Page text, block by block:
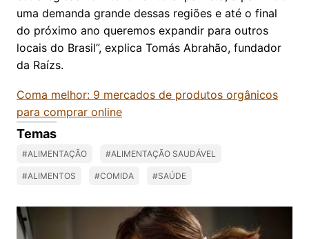
uma demanda grande dessas regiões e até o final
do próximo ano queremos expandir para outros
locais do Brasil”, explica Tomás Abrahão, fundador
da Raízs.
Coma melhor: 9 mercados de produtos orgânicos
para comprar online
Temas
#ALIMENTAÇÃO #ALIMENTAÇÃO SAUDÁVEL
#ALIMENTOS #COMIDA #SAÚDE